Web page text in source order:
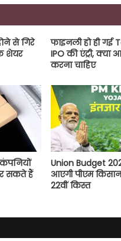
से गिरे
शेयर
फाइनली हो ही गई
IPO की एंट्री, क्या
करना चाहिए
कंपनियों
सकते हैं
Union Budget
आएगी पीएम
22वीं किस्त